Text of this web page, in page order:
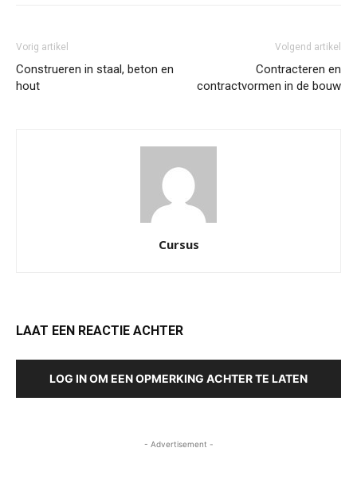
Vorig artikel
Construeren in staal, beton en
hout
Volgend artikel
Contracteren en
contractvormen in de bouw
Cursus
LAAT EEN REACTIE ACHTER
LOG IN OM EEN OPMERKING ACHTER TE LATEN
- Advertisement -